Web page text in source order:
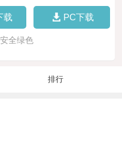
载 PC下载
全绿色
排行